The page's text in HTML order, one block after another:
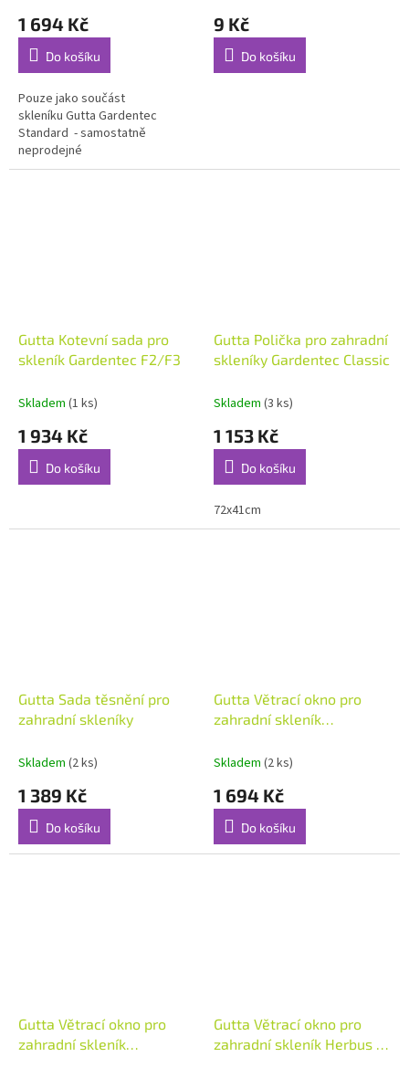
1 694 Kč
Do košíku
Pouze jako součást
skleníku Gutta Gardentec
Standard - samostatně
neprodejné
9 Kč
Do košíku
Gutta Kotevní sada pro
skleník Gardentec F2/F3
Skladem (1 ks)
1 934 Kč
Do košíku
Gutta Polička pro zahradní
skleníky Gardentec Classic
Skladem (3 ks)
1 153 Kč
Do košíku
72x41cm
Gutta Sada těsnění pro
zahradní skleníky
Skladem (2 ks)
1 389 Kč
Do košíku
Gutta Větrací okno pro
zahradní skleník
Skladem (2 ks)
1 694 Kč
Do košíku
Gutta Větrací okno pro
zahradní skleník
Gutta Větrací okno pro
zahradní skleník Herbus a